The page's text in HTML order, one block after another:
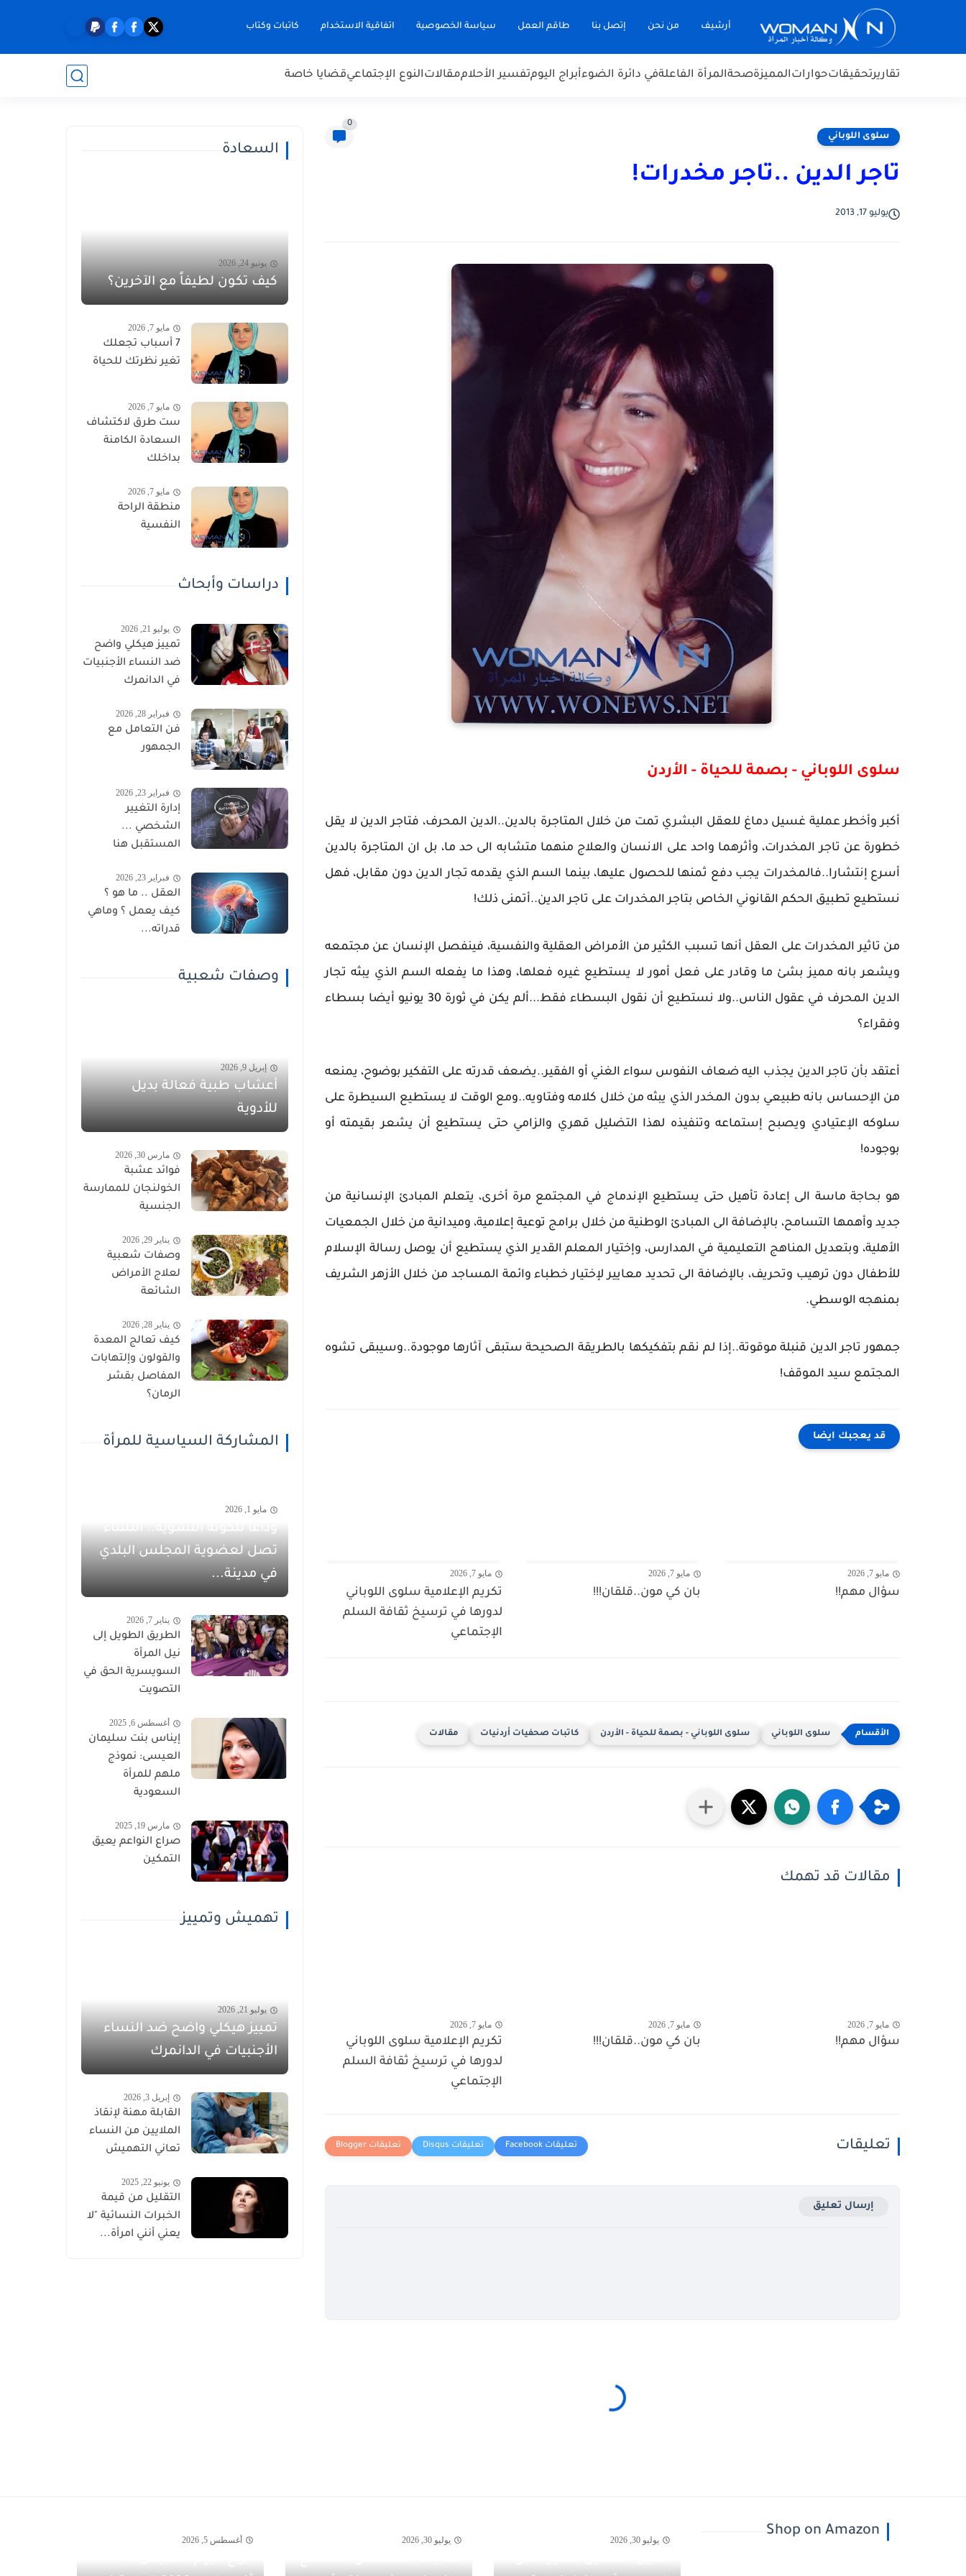
أرشيف من نحن إتصل بنا طاقم العمل سياسة الخصوصية اتفاقية الاستخدام كاتبات وكتاب
تقاريرتحقيقاتحواراتالمميزةصحةالمرأة الفاعلةفي دائرة الضوءأبراج اليومتفسير الأحلاممقالاتالنوع الإجتماعيقضايا خاصة
سلوى اللوباني
0
تاجر الدين ..تاجر مخدرات!
يوليو 17, 2013
سلوى اللوباني - بصمة للحياة - الأردن
أكبر وأخطر عملية غسيل دماغ للعقل البشري تمت من خلال المتاجرة بالدين..الدين المحرف، فتاجر الدين لا يقل
خطورة عن تاجر المخدرات، وأثرهما واحد على الانسان والعلاج منهما متشابه الى حد ما، بل ان المتاجرة بالدين
أسرع إنتشارا..فالمخدرات يجب دفع ثمنها للحصول عليها، بينما السم الذي يقدمه تجار الدين دون مقابل، فهل
نستطيع تطبيق الحكم القانوني الخاص بتاجر المخدرات على تاجر الدين..أتمنى ذلك!
من تاثير المخدرات على العقل أنها تسبب الكثير من الأمراض العقلية والنفسية، فينفصل الإنسان عن مجتمعه
ويشعر بانه مميز بشئ ما وقادر على فعل أمور لا يستطيع غيره فعلها، وهذا ما يفعله السم الذي يبثه تجار
الدين المحرف في عقول الناس..ولا نستطيع أن نقول البسطاء فقط...ألم يكن في ثورة 30 يونيو أيضا بسطاء
وفقراء؟
أعتقد بأن تاجر الدين يجذب اليه ضعاف النفوس سواء الغني أو الفقير..يضعف قدرته على التفكير بوضوح، يمنعه
من الإحساس بانه طبيعي بدون المخدر الذي يبثه من خلال كلامه وفتاويه..ومع الوقت لا يستطيع السيطرة على
سلوكه الإعتيادي ويصبح إستماعه وتنفيذه لهذا التضليل قهري والزامي حتى يستطيع أن يشعر بقيمته أو
بوجوده!
هو بحاجة ماسة الى إعادة تأهيل حتى يستطيع الإندماج في المجتمع مرة أخرى، يتعلم المبادئ الإنسانية من
جديد وأهمها التسامح، بالإضافة الى المبادئ الوطنية من خلال برامج توعية إعلامية، وميدانية من خلال الجمعيات
الأهلية، وبتعديل المناهج التعليمية في المدارس، وإختيار المعلم القدير الذي يستطيع أن يوصل رسالة الإسلام
للأطفال دون ترهيب وتحريف، بالإضافة الى تحديد معايير لإختيار خطباء وائمة المساجد من خلال الأزهر الشريف
بمنهجه الوسطي.
جمهور تاجر الدين قنبلة موقوتة..إذا لم نقم بتفكيكها بالطريقة الصحيحة ستبقى آثارها موجودة..وسيبقى تشوه
المجتمع سيد الموقف!
قد يعجبك ايضا
مايو 7, 2026
سؤال مهم!!
مايو 7, 2026
بان كي مون..قلقان!!!
مايو 7, 2026
تكريم الإعلامية سلوى اللوباني
لدورها في ترسيخ ثقافة السلم
الإجتماعي
سلوى اللوباني سلوى اللوباني - بصمة للحياة - الأردن كاتبات صحفيات أردنيات مقالات
مقالات قد تهمك
مايو 7, 2026
سؤال مهم!!
مايو 7, 2026
بان كي مون..قلقان!!!
مايو 7, 2026
تكريم الإعلامية سلوى اللوباني
لدورها في ترسيخ ثقافة السلم
الإجتماعي
تعليقات
إرسال تعليق
السعادة
يونيو 24, 2026
كيف تكون لطيفاً مع الآخرين؟
مايو 7, 2026
7 أسباب تجعلك
تغير نظرتك للحياة
مايو 7, 2026
ست طرق لاكتشاف
السعادة الكامنة
بداخلك
مايو 7, 2026
منطقة الراحة
النفسية
دراسات وأبحاث
يوليو 21, 2026
تمييز هيكلي واضح
ضد النساء الأجنبيات
في الدانمرك
فبراير 28, 2026
فن التعامل مع
الجمهور
فبراير 23, 2026
إدارة التغيير
الشخصي ...
المستقبل هنا
فبراير 23, 2026
العقل .. ما هو ؟
كيف يعمل ؟ وماهي
قدراته...
وصفات شعبية
إبريل 9, 2026
أعشاب طبية فعالة بديل
للأدوية
مارس 30, 2026
فوائد عشبة
الخولنجان للممارسة
الجنسية
يناير 29, 2026
وصفات شعبية
لعلاج الأمراض
الشائعة
يناير 28, 2026
كيف تعالج المعدة
والقولون وإلتهابات
المفاصل بقشر
الرمان؟
المشاركة السياسية للمرأة
مايو 1, 2026
وداعاً للكوتة النسوية.. النساء
تصل لعضوية المجلس البلدي
في مدينة...
يناير 7, 2026
الطريق الطويل إلى
نيل المرأة
السويسرية الحق في
التصويت
أغسطس 6, 2025
إيناس بنت سليمان
العيسى: نموذج
ملهم للمرأة
السعودية
مارس 19, 2025
صراع النواعم يعيق
التمكين
تهميش وتمييز
يوليو 21, 2026
تمييز هيكلي واضح ضد النساء
الأجنبيات في الدانمرك
إبريل 3, 2026
القابلة مهنة لإنقاذ
الملايين من النساء
تعاني التهميش
يونيو 22, 2025
التقليل من قيمة
الخبرات النسائية "لا
يعني أنني امرأة...
Shop on Amazon
يوليو 30, 2026 يوليو 30, 2026 أغسطس 5, 2026